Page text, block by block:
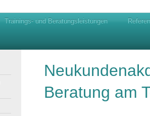
Trainings- und Beratungsleistungen
Beratung am